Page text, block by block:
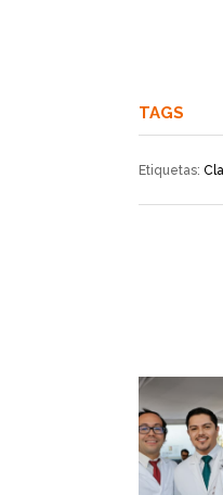
TAGS
Etiquetas: